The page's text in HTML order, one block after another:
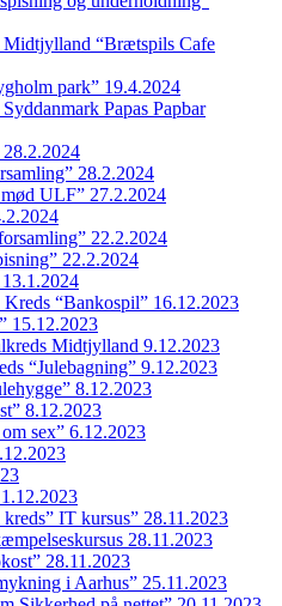
“Brætspils Cafe
park” 19.4.2024
Papas Papbar
28.2.2024
ULF” 27.2.2024
22.2.2024
22.2.2024
“Bankospil” 16.12.2023
15.12.2023
Midtjylland 9.12.2023
“Julebagning” 9.12.2023
8.12.2023
8.12.2023
sex” 6.12.2023
IT kursus” 28.11.2023
28.11.2023
28.11.2023
i Aarhus” 25.11.2023